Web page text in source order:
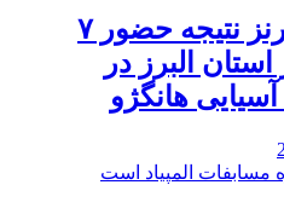
۲ مدال برنز نتیجه حضور ۷
البرز در
هانگژو